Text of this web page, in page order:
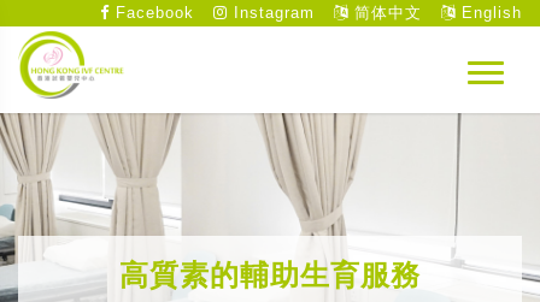
Facebook Instagram 简体中文 English
高質素的輔助生育服務